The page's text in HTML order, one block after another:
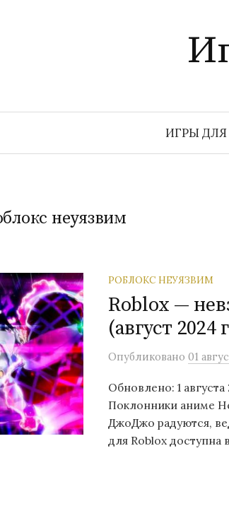
ИГРЫ
неуязвим
РОБЛОКС НЕУЯЗВИМ
Roblox —
(август 2024
Опубликовано 01
Обновлено: 1
Поклонники аниме
ДжоДжо радуются,
для Roblox доступна